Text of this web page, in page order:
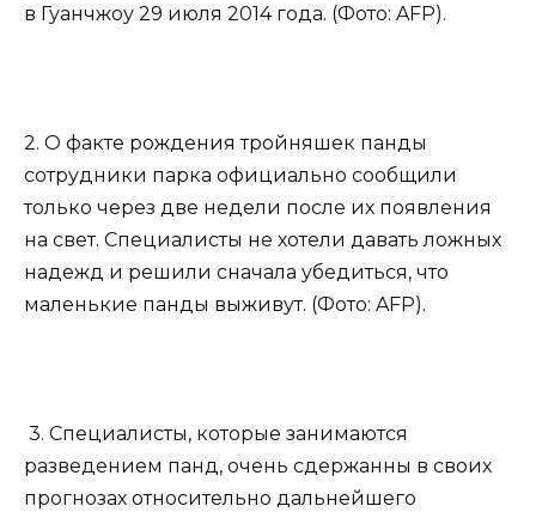
в Гуанчжоу 29 июля 2014 года. (Фото: AFP).
2. О факте рождения тройняшек панды
сотрудники парка официально сообщили
только через две недели после их появления
на свет. Специалисты не хотели давать ложных
надежд и решили сначала убедиться, что
маленькие панды выживут. (Фото: AFP).
3. Специалисты, которые занимаются
разведением панд, очень сдержанны в своих
прогнозах относительно дальнейшего